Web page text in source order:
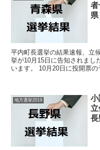
者
平内町長選挙の結果速報、立
挙が10月15日に告知されまし
います。 10月20日に投開票
地方選挙2019
小
長